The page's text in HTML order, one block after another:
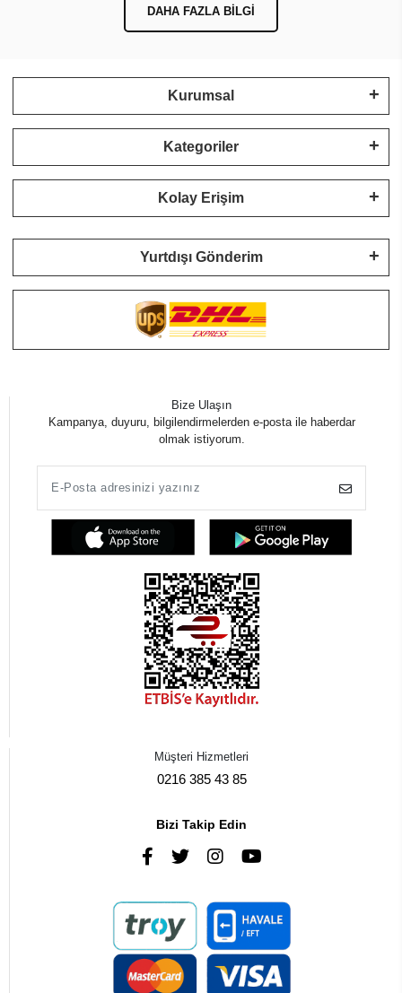
DAHA FAZLA BILGI
Kurumsal
Kategoriler
Kolay Erişim
Yurtdışı Gönderim
Bize Ulaşın
Kampanya, duyuru, bilgilendirmelerden e-posta ile haberdar
olmak istiyorum.
Müşteri Hizmetleri
0216 385 43 85
Bizi Takip Edin